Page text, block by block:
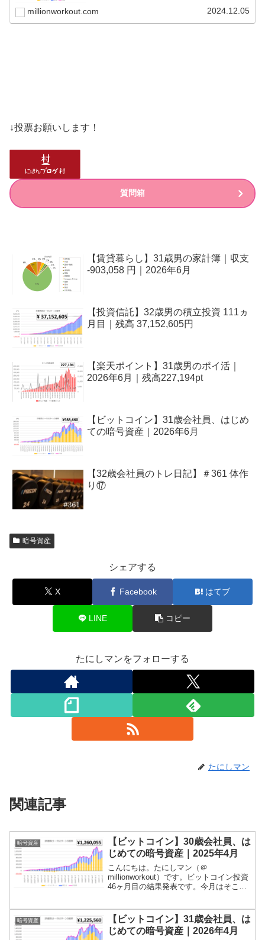
millionworkout.com 2024.12.05
↓投票お願いします！
質問箱
【賃貸暮らし】31歳男の家計簿｜収支
-903,058 円｜2026年6月
【投資信託】32歳男の積立投資 111ヵ
月目｜残高 37,152,605円
【楽天ポイント】31歳男のポイ活｜
2026年6月｜残高227,194pt
【ビットコイン】31歳会社員、はじめ
ての暗号資産｜2026年6月
【32歳会社員のトレ日記】＃361 体作
り⑰
暗号資産
シェアする
X Facebook はてブ
LINE コピー
たにしマンをフォローする
たにしマン
関連記事
暗号資産
【ビットコイン】30歳会社員、は
じめての暗号資産｜2025年4月
こんにちは。たにしマン（＠
millionworkout）です。ビットコイン投資
46ヶ月目の結果発表です。今月はそこそ
ポイ活、家計簿などの記録をつけていま
すが、ビット...
暗号資産
【ビットコイン】31歳会社員、は
じめての暗号資産｜2026年4月